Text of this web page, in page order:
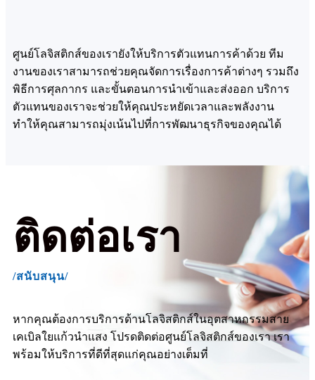
ศูนย์โลจิสติกส์ของเรายังให้บริการตัวแทนการค้าด้วย ทีม
งานของเราสามารถช่วยคุณจัดการเรื่องการค้าต่างๆ รวมถึง
พิธีการศุลกากร และขั้นตอนการนำเข้าและส่งออก บริการ
ตัวแทนของเราจะช่วยให้คุณประหยัดเวลาและพลังงาน
ทำให้คุณสามารถมุ่งเน้นไปที่การพัฒนาธุรกิจของคุณได้
ติดต่อเรา
/สนับสนุน/
หากคุณต้องการบริการด้านโลจิสติกส์ในอุตสาหกรรมสาย
เคเบิลใยแก้วนำแสง โปรดติดต่อศูนย์โลจิสติกส์ของเรา เรา
พร้อมให้บริการที่ดีที่สุดแก่คุณอย่างเต็มที่